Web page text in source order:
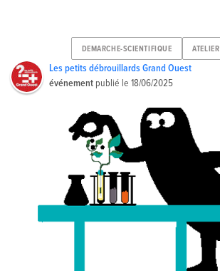
DEMARCHE-SCIENTIFIQUE ATELIER
Les petits débrouillards Grand Ouest
événement publié le18/06/2025